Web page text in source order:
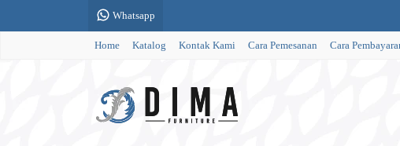
Whatsapp
Home Katalog Kontak Kami Cara Pemesanan Cara